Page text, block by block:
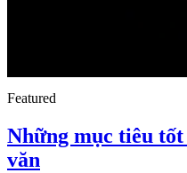
Featured
Những mục tiêu
văn